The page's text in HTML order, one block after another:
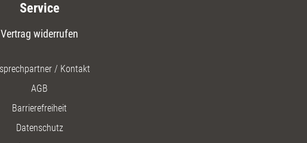
Service
Vertrag widerrufen
/ Kontakt
AGB
Barrierefreiheit
Datenschutz